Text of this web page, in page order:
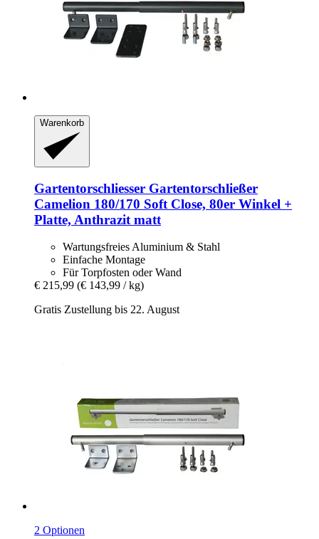
Warenkorb
Gartentorschliesser Gartentorschließer
Camelion 180/170 Soft Close, 80er Winkel +
Platte, Anthrazit matt
Wartungsfreies Aluminium & Stahl
Einfache Montage
Für Torpfosten oder Wand
€ 215,99 (€ 143,99 / kg)
Gratis Zustellung bis 22. August
2 Optionen